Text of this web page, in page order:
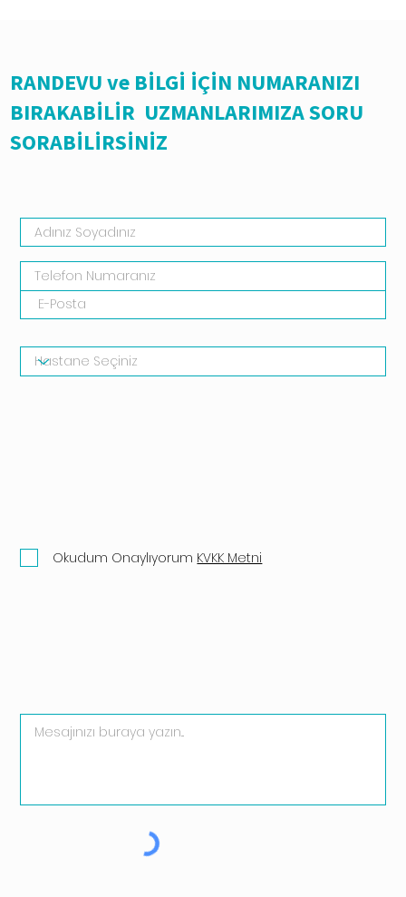
RANDEVU ve BİLGİ İÇİN NUMARANIZI
BIRAKABİLİR UZMANLARIMIZA SORU
SORABİLİRSİNİZ
Okudum Onaylıyorum KVKK Metni